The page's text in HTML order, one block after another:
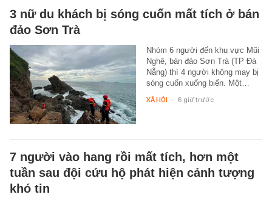
3 nữ du khách bị sóng cuốn mất tích ở bán
đảo Sơn Trà
Nhóm 6 người đến khu vực Mũi
Nghê, bán đảo Sơn Trà (TP Đà
Nẵng) thì 4 người không may bị
sóng cuốn xuống biển. Một…
XÃ HỘI - 6 giờ trước
7 người vào hang rồi mất tích, hơn một
tuần sau đội cứu hộ phát hiện cảnh tượng
khó tin